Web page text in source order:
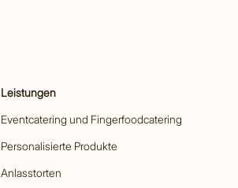
Leistungen
Eventcatering und Fingerfoodcatering
Personalisierte Produkte
Anlasstorten